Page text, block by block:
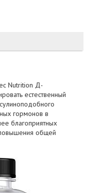
Nutrition Д-
естественный
гормонов в
благоприятных
общей